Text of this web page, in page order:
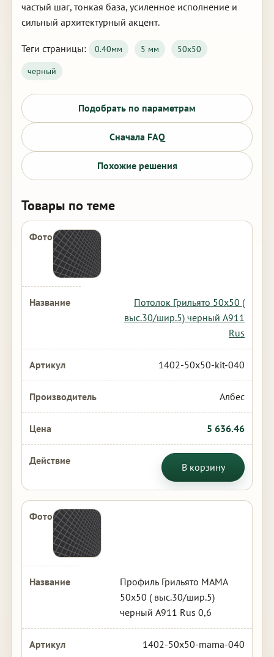
частый шаг, тонкая база, усиленное исполнение и
сильный архитектурный акцент.
Теги страницы: 0.40мм 5 мм
50х50
черный
Подобрать по параметрам
Сначала FAQ
Похожие решения
Товары по теме
Потолок Грильято 50х50 (
выс.30/шир.5) черный А911
Rus
1402-50x50-kit-040
Албес
5 636.46
В корзину
Профиль Грильято МАМА
50х50 ( выс.30/шир.5)
черный А911 Rus 0,6
1402-50x50-mama-040